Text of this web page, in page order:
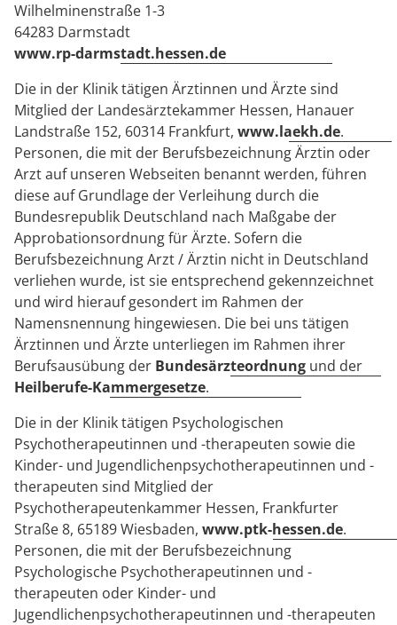
Wilhelminenstraße 1-3
64283 Darmstadt
www.rp-darmstadt.hessen.de
Die in der Klinik tätigen Ärztinnen und Ärzte sind
Mitglied der Landesärztekammer Hessen, Hanauer
Landstraße 152, 60314 Frankfurt, www.laekh.de.
Personen, die mit der Berufsbezeichnung Ärztin oder
Arzt auf unseren Webseiten benannt werden, führen
diese auf Grundlage der Verleihung durch die
Bundesrepublik Deutschland nach Maßgabe der
Approbationsordnung für Ärzte. Sofern die
Berufsbezeichnung Arzt / Ärztin nicht in Deutschland
verliehen wurde, ist sie entsprechend gekennzeichnet
und wird hierauf gesondert im Rahmen der
Namensnennung hingewiesen. Die bei uns tätigen
Ärztinnen und Ärzte unterliegen im Rahmen ihrer
Berufsausübung der Bundesärzteordnung und der
Heilberufe-Kammergesetze.
Die in der Klinik tätigen Psychologischen
Psychotherapeutinnen und -therapeuten sowie die
Kinder- und Jugendlichenpsychotherapeutinnen und -
therapeuten sind Mitglied der
Psychotherapeutenkammer Hessen, Frankfurter
Straße 8, 65189 Wiesbaden, www.ptk-hessen.de.
Personen, die mit der Berufsbezeichnung
Psychologische Psychotherapeutinnen und -
therapeuten oder Kinder- und
Jugendlichenpsychotherapeutinnen und -therapeuten